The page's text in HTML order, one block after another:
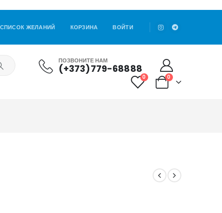
СПИСОК ЖЕЛАНИЙ КОРЗИНА ВОЙТИ
ПОЗВОНИТЕ НАМ
(+373)779-68888
0 0